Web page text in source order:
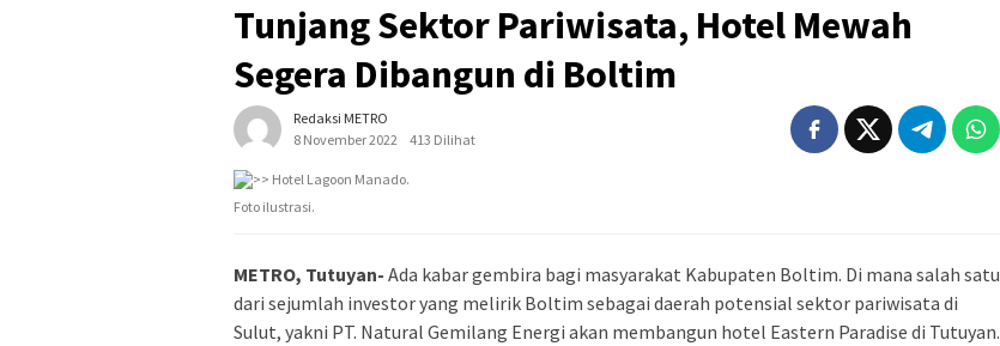
Tunjang Sektor Pariwisata, Hotel Mewah
Segera Dibangun di Boltim
Redaksi METRO
8 November 2022
413 Dilihat
Foto ilustrasi.
METRO, Tutuyan- Ada kabar gembira bagi masyarakat Kabupaten Boltim. Di mana salah satu
dari sejumlah investor yang melirik Boltim sebagai daerah potensial sektor pariwisata di
Sulut, yakni PT. Natural Gemilang Energi akan membangun hotel Eastern Paradise di Tutuyan.